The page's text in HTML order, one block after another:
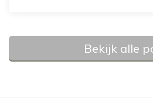
Bekijk alle